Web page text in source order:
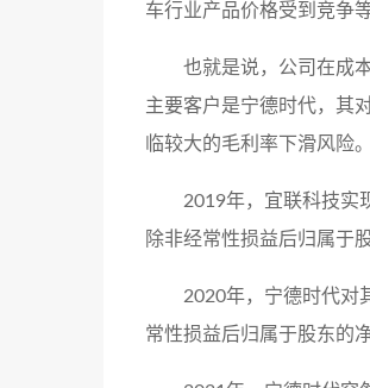
车行业产品价格受到竞争
也就是说，公司在成
主要客户是宁德时代，其
临较大的毛利率下滑风险。
2019年，宜联科技实
除非经常性损益后归属于
2020年，宁德时代对
常性损益后归属于股东的